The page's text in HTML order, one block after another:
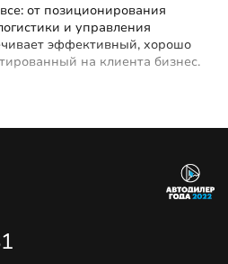
от позиционирования
и управления
эффективный, хорошо
на клиента бизнес.